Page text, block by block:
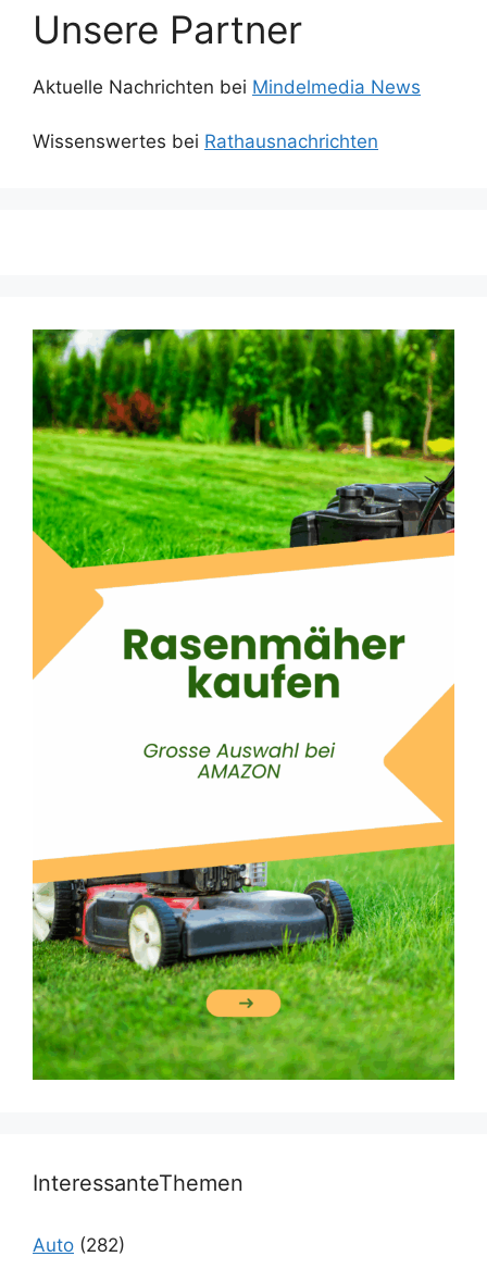
Unsere Partner
Aktuelle Nachrichten bei Mindelmedia News
Wissenswertes bei Rathausnachrichten
InteressanteThemen
Auto (282)